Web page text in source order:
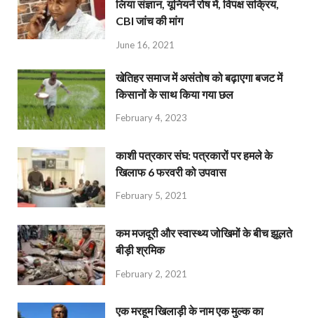
लिया संज्ञान, यूनियनें रोष में, विपक्ष सक्रिय,
CBI जांच की मांग
June 16, 2021
खेतिहर समाज में असंतोष को बढ़ाएगा बजट में
किसानों के साथ किया गया छल
February 4, 2023
काशी पत्रकार संघ: पत्रकारों पर हमले के
खिलाफ 6 फरवरी को उपवास
February 5, 2021
कम मजदूरी और स्वास्थ्य जोखिमों के बीच झूलते
बीड़ी श्रमिक
February 2, 2021
एक मरहूम खिलाड़ी के नाम एक मुल्क का